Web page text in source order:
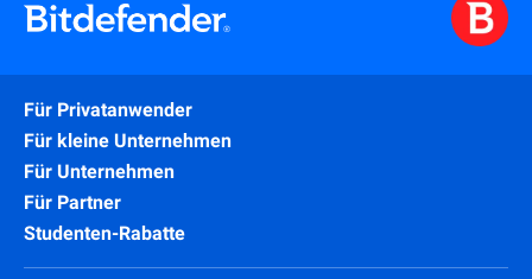
Für Privatanwender
Für kleine Unternehmen
Für Unternehmen
Für Partner
Studenten-Rabatte